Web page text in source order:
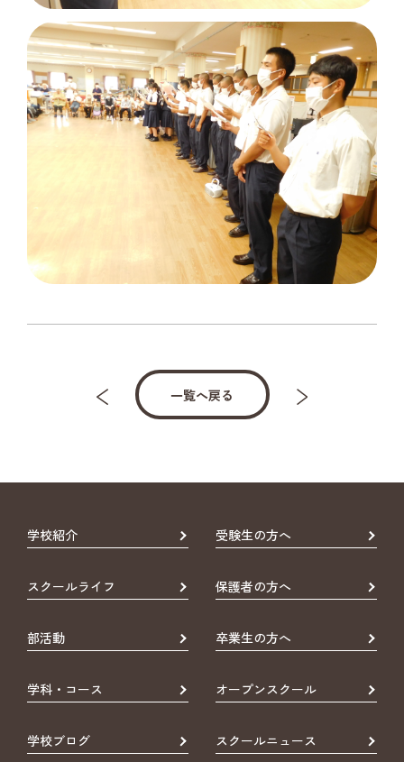
一覧へ戻る
学校紹介 受験生の方へ
スクールライフ 保護者の方へ
部活動 卒業生の方へ
学科・コース オープンスクール
学校ブログ スクールニュース